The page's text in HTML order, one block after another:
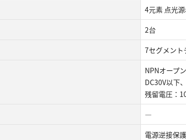
4元素 点光
2台
7セグメント
NPNオープ
DC30V以下
残留電圧：
―
電源逆接保